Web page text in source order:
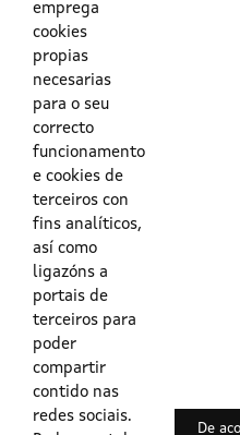
emprega
cookies
propias
necesarias
para o seu
correcto
funcionamento
e cookies de
terceiros con
fins analíticos,
así como
ligazóns a
portais de
terceiros para
poder
compartir
contido nas
redes sociais.
De